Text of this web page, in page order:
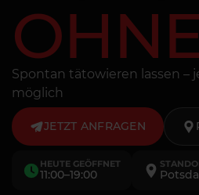
Spontan tätowieren lassen –
möglich
JETZT ANFRAGEN
HEUTE GEÖFFNET
11:00–19:00